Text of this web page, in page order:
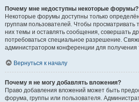
Почему мне недоступны некоторые форумы?
Некоторые форумы доступны только
группам пользователей. Чтобы просматривать
них темы и оставлять сообщения, совершать
потребоваться специальное разрешение.
администратором конференции для получения
Вернуться к началу
Почему я не могу добавлять вложения?
Право добавления вложений может быть
форума, группы или пользователя.